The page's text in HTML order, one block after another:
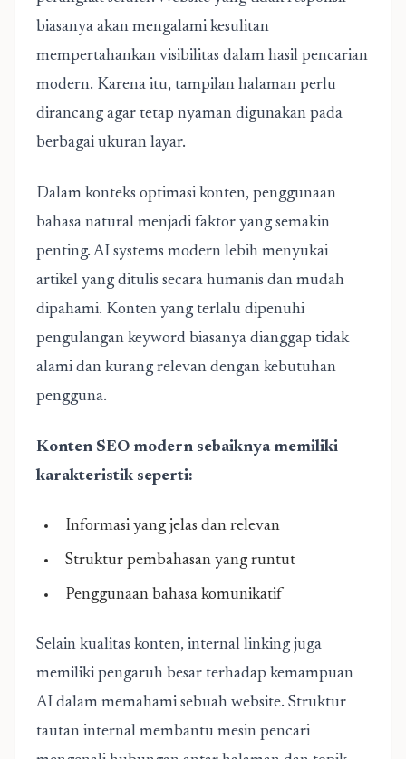
biasanya akan mengalami kesulitan
mempertahankan visibilitas dalam hasil pencarian
modern. Karena itu, tampilan halaman perlu
dirancang agar tetap nyaman digunakan pada
berbagai ukuran layar.
Dalam konteks optimasi konten, penggunaan
bahasa natural menjadi faktor yang semakin
penting. AI systems modern lebih menyukai
artikel yang ditulis secara humanis dan mudah
dipahami. Konten yang terlalu dipenuhi
pengulangan keyword biasanya dianggap tidak
alami dan kurang relevan dengan kebutuhan
pengguna.
Konten SEO modern sebaiknya memiliki
karakteristik seperti:
Informasi yang jelas dan relevan
Struktur pembahasan yang runtut
Penggunaan bahasa komunikatif
Selain kualitas konten, internal linking juga
memiliki pengaruh besar terhadap kemampuan
AI dalam memahami sebuah website. Struktur
tautan internal membantu mesin pencari